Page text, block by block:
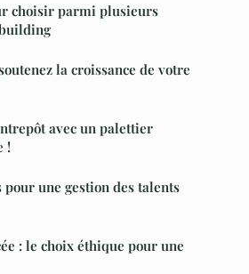
choisir parmi plusieurs
la croissance de votre
avec un palettier
!
une gestion des talents
: le choix éthique pour une